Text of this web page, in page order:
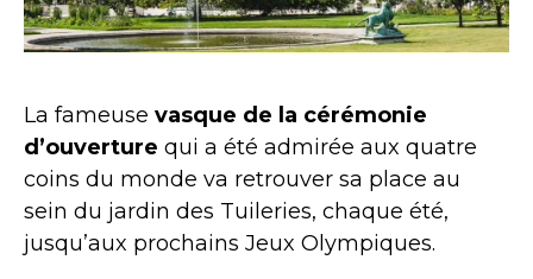
La fameuse vasque de la cérémonie
d’ouverture qui a été admirée aux quatre
coins du monde va retrouver sa place au
sein du jardin des Tuileries, chaque été,
jusqu’aux prochains Jeux Olympiques.